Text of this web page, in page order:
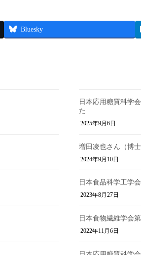
Bluesky
日本応用糖質科学
た
2025年9月6日
増田凌也さん（博
2024年9月10日
日本食品科学工学
2023年8月27日
日本食物繊維学会
2022年11月6日